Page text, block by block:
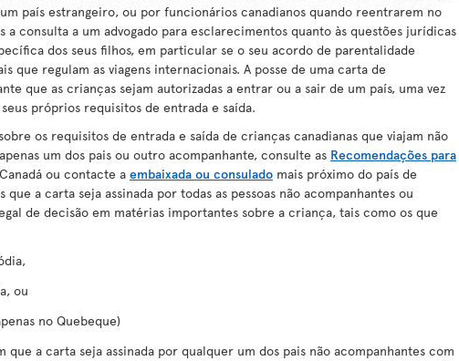
país estrangeiro, ou por funcionários canadianos quando reentrarem no
a consulta a um advogado para esclarecimentos quanto às questões jurídicas
dos seus filhos, em particular se o seu acordo de parentalidade
que regulam as viagens internacionais. A posse de uma carta de
que as crianças sejam autorizadas a entrar ou a sair de um país, uma vez
próprios requisitos de entrada e saída.
os requisitos de entrada e saída de crianças canadianas que viajam não
um dos pais ou outro acompanhante, consulte as Recomendações para
ou contacte a embaixada ou consulado mais próximo do país de
que a carta seja assinada por todas as pessoas não acompanhantes ou
de decisão em matérias importantes sobre a criança, tais como os que
ou
no Quebeque)
que a carta seja assinada por qualquer um dos pais não acompanhantes com